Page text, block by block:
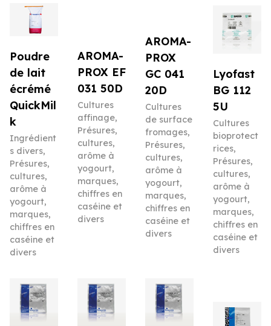
Poudre
de lait
écrémé
QuickMil
k
Ingrédient
s divers,
Présures,
cultures,
arôme à
yogourt,
marques,
chiffres en
caséine et
divers
AROMA-
PROX EF
031 50D
Cultures
affinage,
Présures,
cultures,
arôme à
yogourt,
marques,
chiffres en
caséine et
divers
AROMA-
PROX
GC 041
20D
Cultures
de surface
fromages,
Présures,
cultures,
arôme à
yogourt,
marques,
chiffres en
caséine et
divers
Lyofast
BG 112
5U
Cultures
bioprotect
rices,
Présures,
cultures,
arôme à
yogourt,
marques,
chiffres en
caséine et
divers